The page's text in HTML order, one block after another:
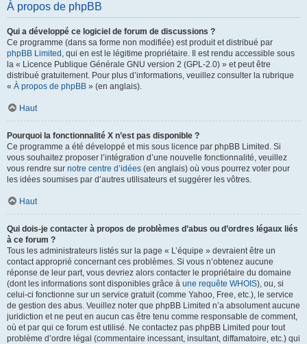
À propos de phpBB
Qui a développé ce logiciel de forum de discussions ?
Ce programme (dans sa forme non modifiée) est produit et distribué par
phpBB Limited , qui en est le légitime propriétaire. Il est rendu accessible sous
la « Licence Publique Générale GNU version 2 (GPL-2.0) » et peut être
distribué gratuitement. Pour plus d’informations, veuillez consulter la rubrique
« À propos de phpBB » (en anglais).
Haut
Pourquoi la fonctionnalité X n’est pas disponible ?
Ce programme a été développé et mis sous licence par phpBB Limited. Si
vous souhaitez proposer l’intégration d’une nouvelle fonctionnalité, veuillez
vous rendre sur notre centre d’idées (en anglais) où vous pourrez voter pour
les idées soumises par d’autres utilisateurs et suggérer les vôtres.
Haut
Qui dois-je contacter à propos de problèmes d’abus ou d’ordres légaux liés
à ce forum ?
Tous les administrateurs listés sur la page « L’équipe » devraient être un
contact approprié concernant ces problèmes. Si vous n’obtenez aucune
réponse de leur part, vous devriez alors contacter le propriétaire du domaine
(dont les informations sont disponibles grâce à une requête WHOIS), ou, si
celui-ci fonctionne sur un service gratuit (comme Yahoo, Free, etc.), le service
de gestion des abus. Veuillez noter que phpBB Limited n’a absolument aucune
juridiction et ne peut en aucun cas être tenu comme responsable de comment,
où et par qui ce forum est utilisé. Ne contactez pas phpBB Limited pour tout
problème d’ordre légal (commentaire incessant, insultant, diffamatoire, etc.) qui